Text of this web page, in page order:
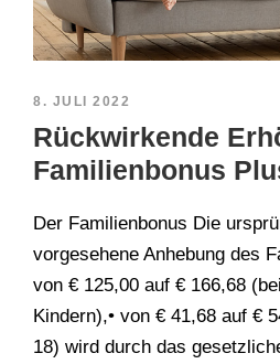
8. JULI 2022
Rückwirkende
Familienbonus
Der Familienbonus Die
vorgesehene Anhebung des
von € 125,00 auf € 166,68
Kindern),• von € 41,68 auf €
18) wird durch das